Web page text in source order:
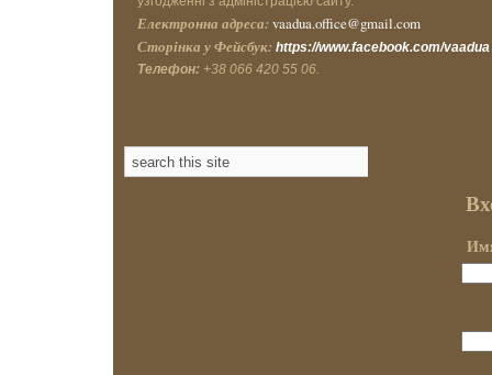
Електронна адреса: vaadua.office@gmail.com
Сторінка у Фейсбук: https://www.facebook.com/vaadua
Телефон: +38 066 420 55 06.